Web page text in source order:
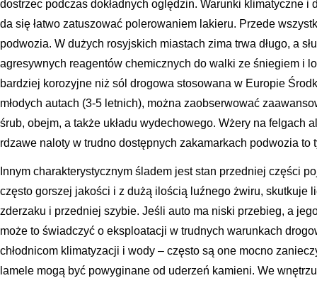
dostrzec podczas dokładnych oględzin. Warunki klimatyczne
da się łatwo zatuszować polerowaniem lakieru. Przede
podwozia. W dużych rosyjskich miastach zima trwa długo, a
agresywnych reagentów chemicznych do walki ze śniegiem i
bardziej korozyjne niż sól drogowa stosowana w Europie
młodych autach (3-5 letnich), można zaobserwować
śrub, obejm, a także układu wydechowego. Wżery na felgach
rdzawe naloty w trudno dostępnych zakamarkach podwozia
Innym charakterystycznym śladem jest stan przedniej części
często gorszej jakości i z dużą ilością luźnego żwiru, skutkuje
zderzaku i przedniej szybie. Jeśli auto ma niski przebieg, a
może to świadczyć o eksploatacji w trudnych warunkach
chłodnicom klimatyzacji i wody – często są one mocno
lamele mogą być powyginane od uderzeń kamieni. We